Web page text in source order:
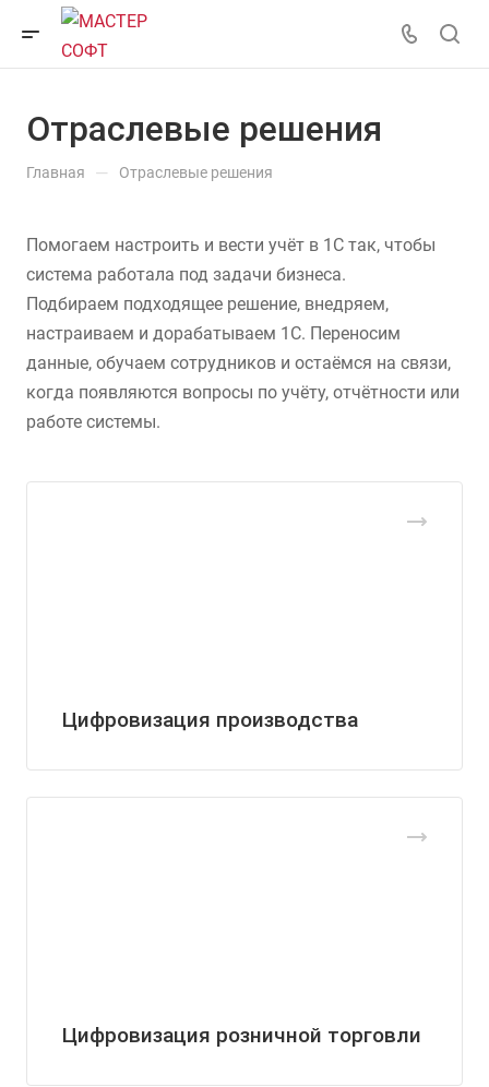
Отраслевые решения
Главная — Отраслевые решения
Помогаем настроить и вести учёт в 1С так, чтобы
система работала под задачи бизнеса.
Подбираем подходящее решение, внедряем,
настраиваем и дорабатываем 1С. Переносим
данные, обучаем сотрудников и остаёмся на связи,
когда появляются вопросы по учёту, отчётности или
работе системы.
Цифровизация производства
Цифровизация розничной торговли